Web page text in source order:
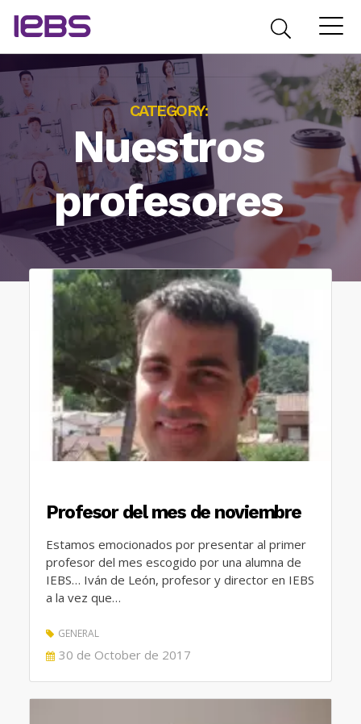
CATEGORY:
Nuestros
profesores
Profesor del mes de noviembre
Estamos emocionados por presentar al primer
profesor del mes escogido por una alumna de
IEBS… Iván de León, profesor y director en IEBS
a la vez que…
GENERAL
POSTED
30 de October de 2017